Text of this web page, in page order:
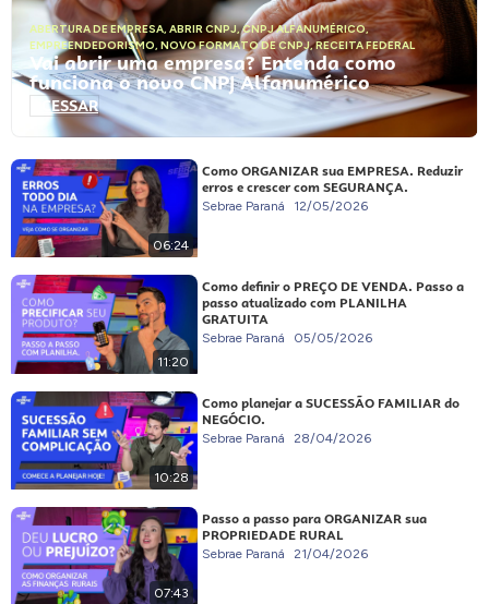
ABERTURA DE EMPRESA, ABRIR CNPJ,CNPJ ALFANUMÉRICO,
EMPREENDEDORISMO, NOVO FORMATO DE CNPJ,RECEITA FEDERAL
Vai abrir uma empresa? Entenda como
funciona o novo CNPJ Alfanumérico
ACESSAR
06:24
Como ORGANIZAR sua EMPRESA. Reduzir
erros e crescer com SEGURANÇA.
Sebrae Paraná 12/05/2026
11:20
Como definir o PREÇO DE VENDA. Passo a
passo atualizado com PLANILHA
GRATUITA
Sebrae Paraná 05/05/2026
10:28
Como planejar a SUCESSÃO FAMILIAR do
NEGÓCIO.
Sebrae Paraná 28/04/2026
07:43
Passo a passo para ORGANIZAR sua
PROPRIEDADE RURAL
Sebrae Paraná 21/04/2026